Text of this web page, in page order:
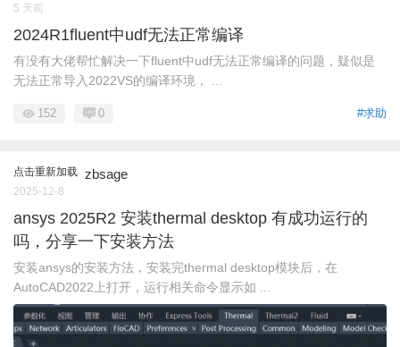
5 天前
2024R1fluent中udf无法正常编译
有没有大佬帮忙解决一下fluent中udf无法正常编译的问题，疑似是
无法正常导入2022VS的编译环境， ...
#求助
152 0
点击重新加载 zbsage
2025-12-8
ansys 2025R2 安装thermal desktop 有成功运行的
吗，分享一下安装方法
安装ansys的安装方法，安装完thermal desktop模块后，在
AutoCAD2022上打开，运行相关命令显示如 ...